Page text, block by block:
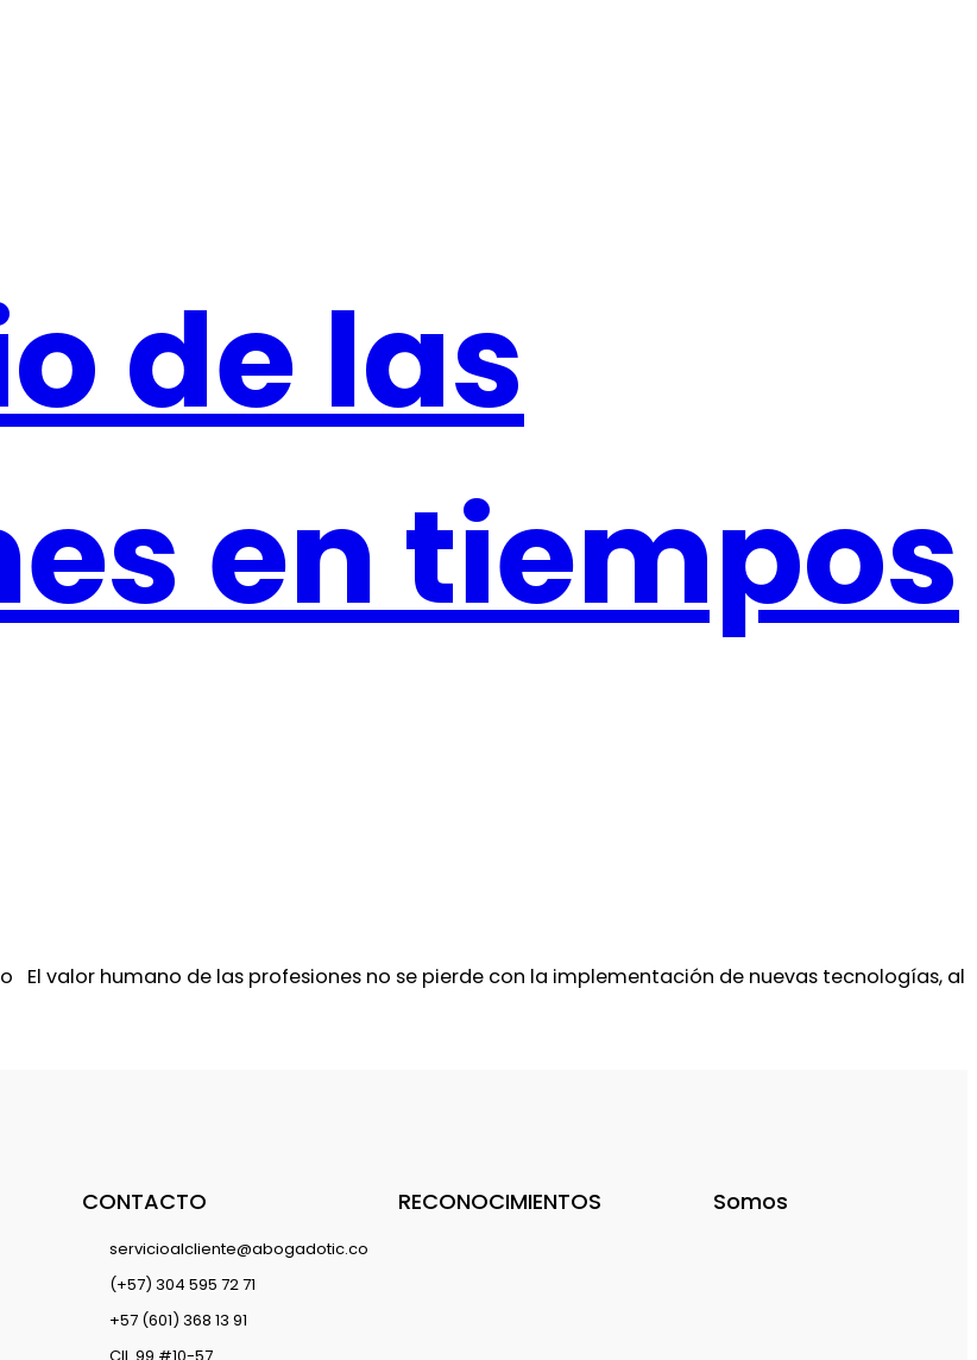
de las
en tiempos
valor humano de las profesiones no se pierde con la implementación de nuevas tecnologías, al
CONTACTO
servicioalcliente@abogadotic.co
(+57) 304 595 72 71
+57 (601) 368 13 91
RECONOCIMIENTOS Somos